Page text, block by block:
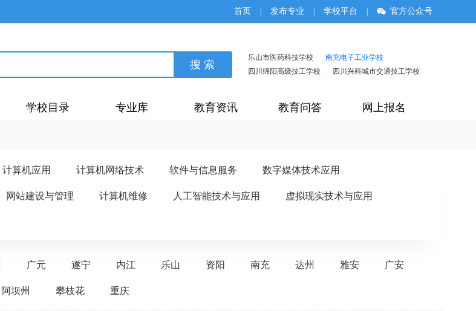
首页 发布专业 学校平台 官方公众号
乐山市医药科技学校
南充电子工业学校
四川绵阳高级技工学校
四川兴科城市交通技工学校
学校目录 专业库 教育资讯 教育问答 网上报名
计算机应用 计算机网络技术 软件与信息服务 数字媒体技术应用
网站建设与管理 计算机维修 人工智能技术与应用 虚拟现实技术与应用
广元 遂宁 内江 乐山 资阳 南充 达州 雅安 广安
阿坝州 攀枝花 重庆